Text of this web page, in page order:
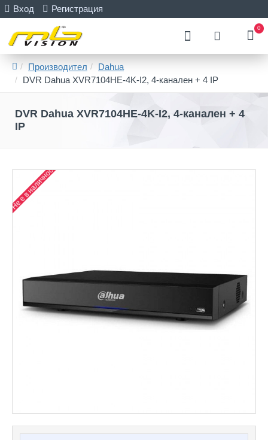
Вход Регистрация
0
Производител
Dahua
DVR Dahua XVR7104HE-4K-I2, 4-канален + 4 IP
DVR Dahua XVR7104HE-4K-I2, 4-канален + 4
IP
Не е в наличност